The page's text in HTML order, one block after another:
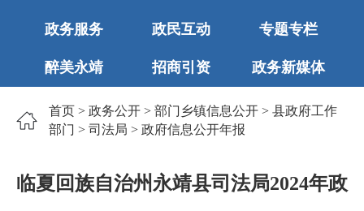
政务服务 政民互动 专题专栏
醉美永靖 招商引资 政务新媒体
首页 > 政务公开 > 部门乡镇信息公开 > 县政府工作
部门 > 司法局 > 政府信息公开年报
临夏回族自治州永靖县司法局2024年政